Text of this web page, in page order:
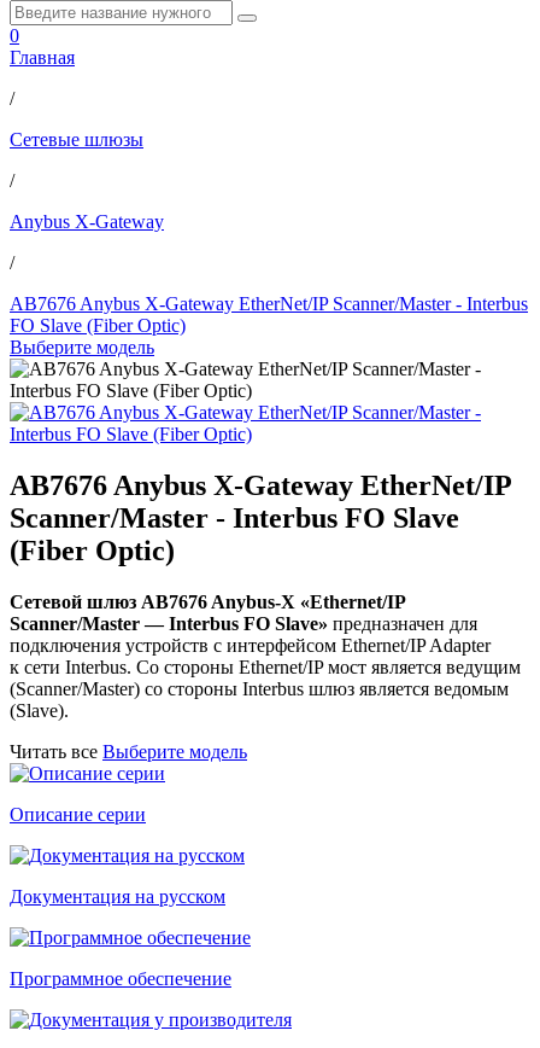
0
Главная
/
Сетевые шлюзы
/
Anybus X-Gateway
/
AB7676 Anybus X-Gateway EtherNet/IP Scanner/Master - Interbus
FO Slave (Fiber Optic)
Выберите модель
AB7676 Anybus X-Gateway EtherNet/IP
Scanner/Master - Interbus FO Slave
(Fiber Optic)
Сетевой шлюз AB7676 Anybus-X «Ethernet/IP
Scanner/Master — Interbus FO Slave» предназначен для
подключения устройств с интерфейсом Ethernet/IP Adapter
к сети Interbus. Со стороны Ethernet/IP мост является ведущим
(Scanner/Master) со стороны Interbus шлюз является ведомым
(Slave).
Читать все Выберите модель
Описание серии
Документация на русском
Программное обеспечение